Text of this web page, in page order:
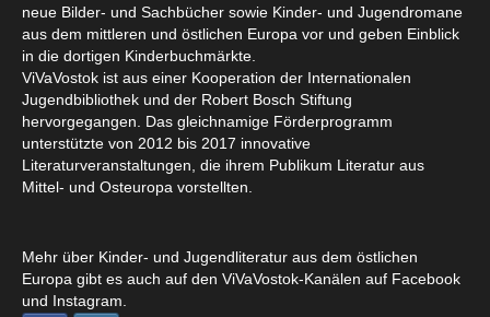
neue Bilder- und Sachbücher sowie Kinder- und Jugendromane
aus dem mittleren und östlichen Europa vor und geben Einblick
in die dortigen Kinderbuchmärkte.
ViVaVostok ist aus einer Kooperation der Internationalen
Jugendbibliothek und der Robert Bosch Stiftung
hervorgegangen. Das gleichnamige Förderprogramm
unterstützte von 2012 bis 2017 innovative
Literaturveranstaltungen, die ihrem Publikum Literatur aus
Mittel- und Osteuropa vorstellten.
Mehr über Kinder- und Jugendliteratur aus dem östlichen
Europa gibt es auch auf den ViVaVostok-Kanälen auf Facebook
und Instagram.